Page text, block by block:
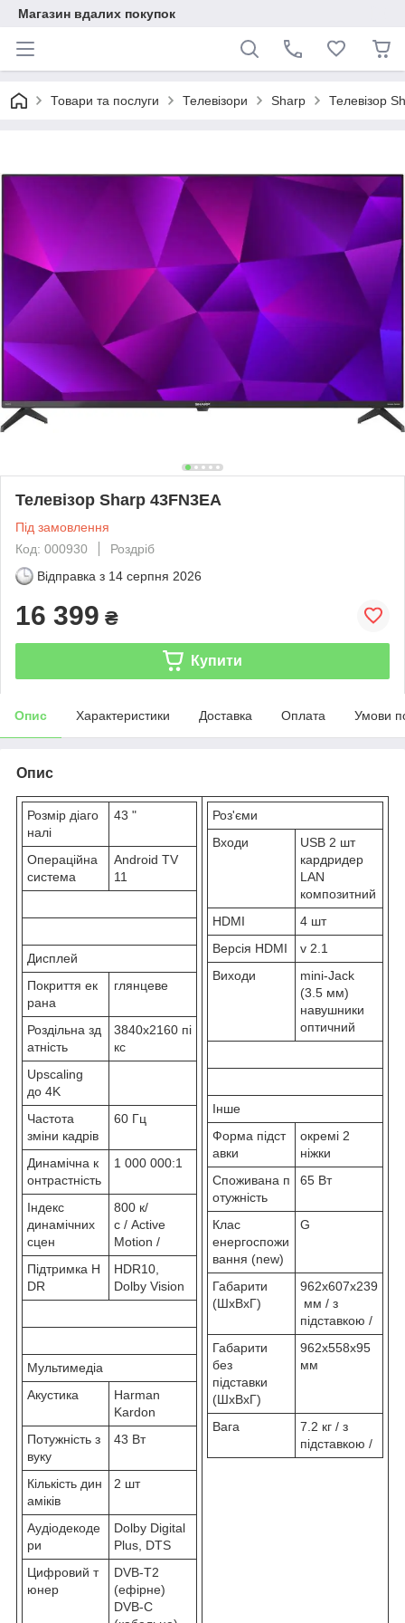
Магазин вдалих покупок
Товари та послуги Телевізори Sharp Телевізор
Телевізор Sharp 43FN3EA
Під замовлення
Код: 000930
Роздріб
Відправка з 14 серпня 2026
16 399 ₴
Купити
Опис Характеристики Доставка Оплата Умови
Опис
Розмір діаго
налі
43 "
Операційна
система
Android TV
11
Дисплей
Покриття ек
рана
глянцеве
Роздільна зд
атність
3840x2160 пі
кс
Upscaling
до 4K
Частота
зміни кадрів
60 Гц
Динамічна к
онтрастність
1 000 000:1
Індекс
динамічних
сцен
800 к/
с / Active
Motion /
Підтримка H
DR
HDR10,
Dolby Vision
Мультимедіа
Акустика
Harman
Kardon
Потужність з
вуку
43 Вт
Кількість дин
аміків
2 шт
Аудіодекоде
ри
Dolby Digital
Plus, DTS
Цифровий т
юнер
DVB-T2
(ефірне)
DVB-C
Роз'єми
Входи
USB 2 шт
кардридер
LAN
композитний
HDMI
4 шт
Версія HDMI
v 2.1
Виходи
mini-Jack
(3.5 мм)
навушники
оптичний
Інше
Форма підст
авки
окремі 2
ніжки
Споживана п
отужність
65 Вт
Клас
енергоспожи
вання (new)
G
Габарити
(ШхВхГ)
962x607x239
мм / з
підставкою /
Габарити
без
підставки
(ШхВхГ)
962x558x95
мм
Вага
7.2 кг / з
підставкою /